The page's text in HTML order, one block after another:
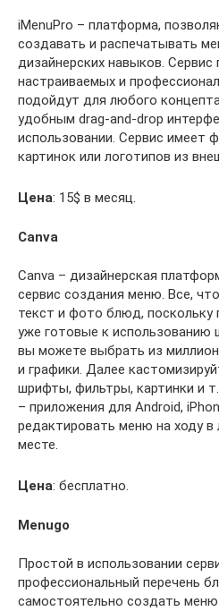
iMenuPro – платформа,
создавать и распечатывать
дизайнерских навыков. Сервис
настраиваемых и
подойдут для любого
удобным drag-and-drop
использовании. Сервис имеет
картинок или логотипов из
Цена: 15$ в месяц.
Canva
Canva – дизайнерская
сервис создания меню. Все,
текст и фото блюд, поскольку
уже готовые к использованию
вы можете выбрать из
и графики. Далее
шрифты, фильтры, картинки и
– приложения для Android,
редактировать меню на ходу
месте.
Цена: бесплатно.
Menugo
Простой в использовании
профессиональный перечень
самостоятельно создать меню